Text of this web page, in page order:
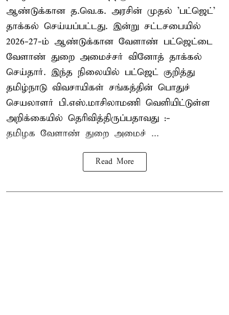
ஆண்டுக்கான த.வெ.க. அரசின் முதல் 'பட்ஜெட்'
தாக்கல் செய்யப்பட்டது. இன்று சட்டசபையில்
2026-27-ம் ஆண்டுக்கான வேளாண் பட்ஜெட்டை
வேளாண் துறை அமைச்சர் வினோத் தாக்கல்
செய்தார். இந்த நிலையில் பட்ஜெட் குறித்து
தமிழ்நாடு விவசாயிகள் சங்கத்தின் பொதுச்
செயலாளர் பி.எஸ்.மாசிலாமணி வெளியிட்டுள்ள
அறிக்கையில் தெரிவித்திருப்பதாவது :-
தமிழக வேளாண் துறை அமைச் ...
Read More